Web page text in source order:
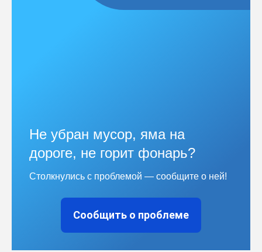
Не убран мусор, яма на
дороге, не горит фонарь?
Столкнулись с проблемой — сообщите о ней!
Сообщить о проблеме